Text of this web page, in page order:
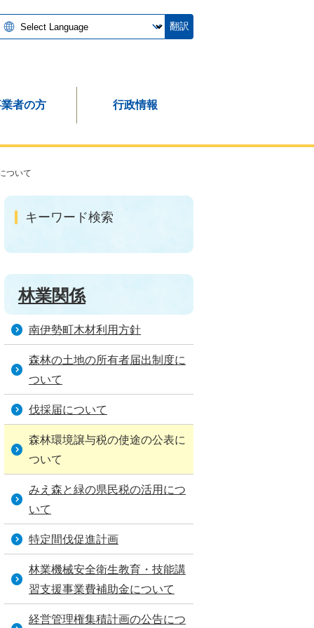
翻訳
者の方 行政情報
ついて
キーワード検索
林業関係
南伊勢町木材利用方針
森林の土地の所有者届出制度に
ついて
伐採届について
森林環境譲与税の使途の公表に
ついて
みえ森と緑の県民税の活用につ
いて
特定間伐促進計画
林業機械安全衛生教育・技能講
習支援事業費補助金について
経営管理権集積計画の公告につ